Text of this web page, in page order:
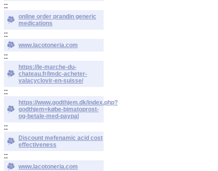
::
online order prandin generic
medications
::
www.lacotoneria.com
::
https://le-marche-du-
chateau.fr/lmdc-acheter-
valacyclovir-en-suisse/
::
https://www.godthjem.dk/index.php?
godthjem=købe-bimatoprost-
og-betale-med-paypal
::
Discount mefenamic acid cost
effectiveness
::
www.lacotoneria.com